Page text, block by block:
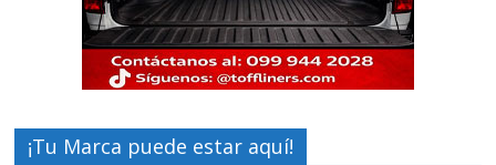
¡Tu Marca puede estar aquí!